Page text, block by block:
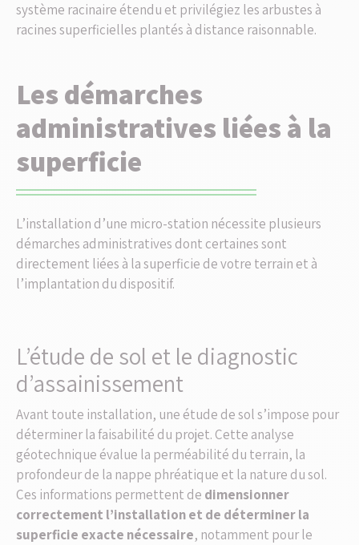
système racinaire étendu et privilégiez les arbustes à
racines superficielles plantés à distance raisonnable.
Les démarches
administratives liées à la
superficie
L’installation d’une micro-station nécessite plusieurs
démarches administratives dont certaines sont
directement liées à la superficie de votre terrain et à
l’implantation du dispositif.
L’étude de sol et le diagnostic
d’assainissement
Avant toute installation, une étude de sol s’impose pour
déterminer la faisabilité du projet. Cette analyse
géotechnique évalue la perméabilité du terrain, la
profondeur de la nappe phréatique et la nature du sol.
Ces informations permettent de dimensionner
correctement l’installation et de déterminer la
superficie exacte nécessaire, notamment pour le